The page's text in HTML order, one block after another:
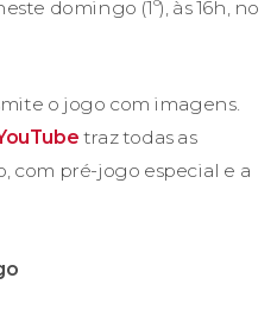
domingo (1º), às 16h, no
o jogo com imagens.
traz todas as
com pré-jogo especial e a